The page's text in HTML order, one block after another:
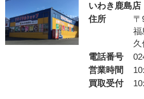
いわき鹿島店
住所
〒
福
電話番号
営業時間
買取受付